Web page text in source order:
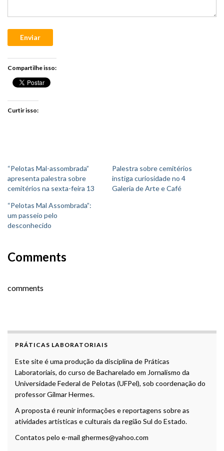
Enviar
Compartilhe isso:
Curtir isso:
“Pelotas Mal-assombrada”
apresenta palestra sobre
cemitérios na sexta-feira 13
Palestra sobre cemitérios
instiga curiosidade no 4
Galeria de Arte e Café
“Pelotas Mal Assombrada”:
um passeio pelo
desconhecido
Comments
comments
PRÁTICAS LABORATORIAIS
Este site é uma produção da disciplina de Práticas
Laboratoriais, do curso de Bacharelado em Jornalismo da
Universidade Federal de Pelotas (UFPel), sob coordenação do
professor Gilmar Hermes.
A proposta é reunir informações e reportagens sobre as
atividades artísticas e culturais da região Sul do Estado.
Contatos pelo e-mail ghermes@yahoo.com